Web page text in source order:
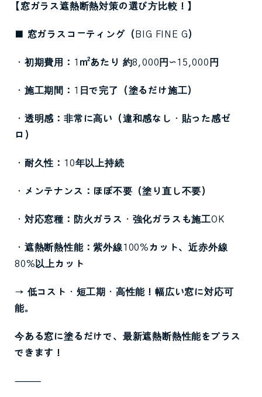
【窓ガラス遮熱断熱対策の選び方比較！】
窓ガラスコーティング（ BIG FINE G ）
・初期費用： 1 ㎡あたり 約8,000 円〜15,000 円
・施工期間： 1 日で完了（塗るだけ施工）
・透明感：非常に高い（違和感なし・貼った感ゼ
ロ）
・耐久性： 10年以上持続
・メンテナンス：ほぼ不要（塗り直し不要）
・対応窓種：防火ガラス・強化ガラスも施工OK
・遮熱断熱性能：紫外線100% カット、近赤外線
80% 以上カット
→ 低コスト・短工期・高性能！幅広い窓に対応可
能。
今ある窓に塗るだけで、最新遮熱断熱性能をプラス
できます！
⸻